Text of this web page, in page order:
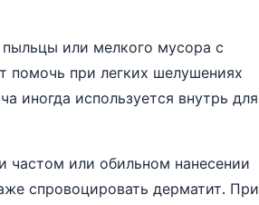
или мелкого мусора с
помочь при легких шелушениях
иногда используется внутрь для
частом или обильном нанесении
спровоцировать дерматит. При